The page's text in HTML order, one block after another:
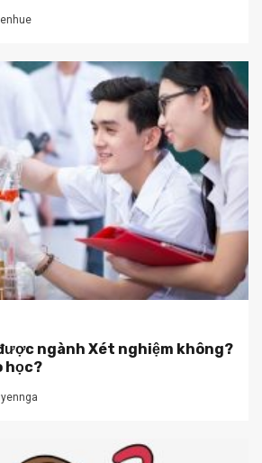
ngành Xét nghiệm không?
học?